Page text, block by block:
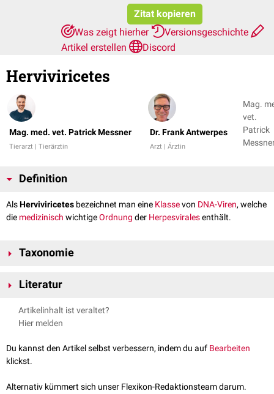
Zitat kopieren
Was zeigt hierher
Versionsgeschichte
Artikel erstellen
Discord
Herviviricetes
Mag. med. vet. Patrick Messner
Tierarzt | Tierärztin
Dr. Frank Antwerpes
Arzt | Ärztin
Mag.
vet.
Patrick
Definition
AlsHerviviricetes bezeichnet man eine Klassevon DNA-Viren, welche
die medizinisch wichtigeOrdnung der Herpesviralesenthält.
Taxonomie
Reich:Heunggongvirae
Klasse: Herviviricetes
Literatur
ICTV Report on Virus Classification and Taxon Nomenclature
Herpesviridae
Artikelinhalt ist veraltet?
Hier melden
Du kannst den Artikel selbst verbessern, indem du auf Bearbeiten
klickst.
Alternativ kümmert sich unser Flexikon-Redaktionsteam darum.